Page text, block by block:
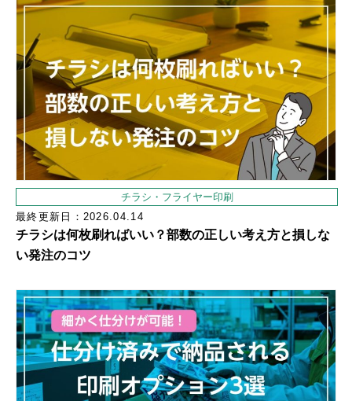
チラシ・フライヤー印刷
最終更新日：2026.04.14
チラシは何枚刷ればいい？部数の正しい考え方と損しな
い発注のコツ